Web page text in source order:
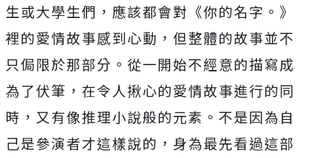
生或大學生們， 應該都會對《你的名字。》
裡的愛情故事感到心動， 但整體的故事並不
只侷限於那部分。 從一開始不經意的描寫成
為了伏筆， 在令人揪心的愛情故事進行的同
時，又有像推理小說般的元素。 不是因為自
己是參演者才這樣說的，身為最先看過這部